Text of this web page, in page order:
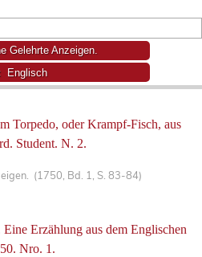
Torpedo, oder Krampf-Fisch, aus
Student. N. 2.
(1750, Bd. 1, S. 83-84)
Erzählung aus dem Englischen
Nro. 1.
Gelehrte Anzeigen.
Englisch